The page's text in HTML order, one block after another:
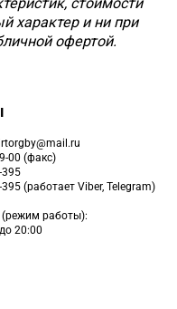
характер и ни при
офертой.
00 (факс)
395
(работает Viber, Telegram)
(режим работы):
20:00